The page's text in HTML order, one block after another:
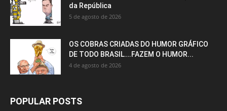
da República
5 de agosto de 2026
OS COBRAS CRIADAS DO HUMOR GRÁFICO
DE TODO BRASIL….FAZEM O HUMOR...
4 de agosto de 2026
POPULAR POSTS